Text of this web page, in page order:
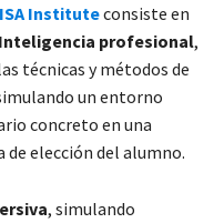
Instituteconsiste en
profesional,
técnicas y métodos de
un entorno
concreto en una
elección del alumno.
, simulando